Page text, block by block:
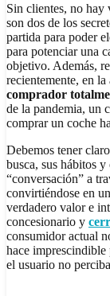
Sin clientes, no hay
son dos de los
partida para poder
para potenciar una
objetivo. Además,
recientemente, en
comprador
de la pandemia, un
comprar un coche
Debemos tener
busca, sus hábitos
“conversación” a
convirtiéndose en
verdadero valor e
concesionario y
consumidor actual
hace imprescindible
el usuario no